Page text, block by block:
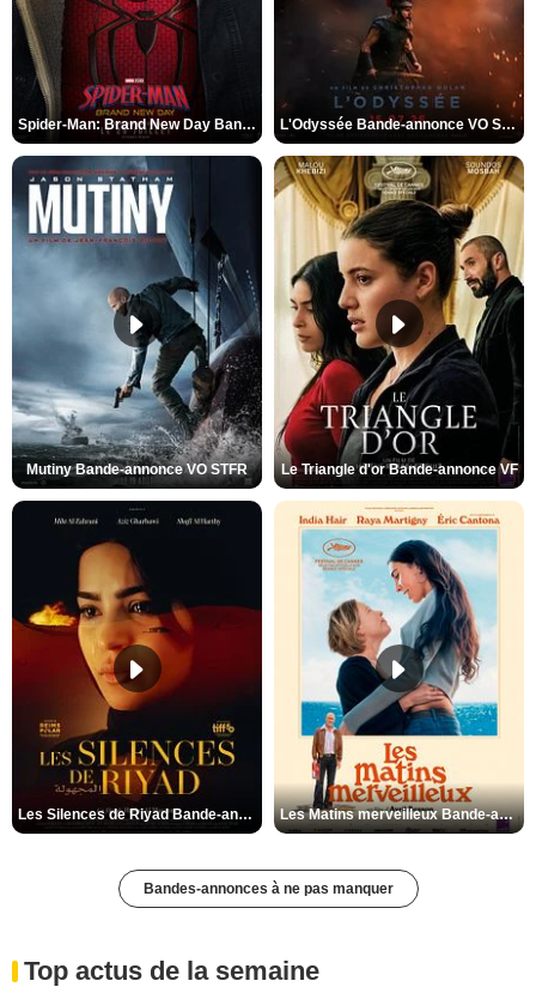
Spider-Man: Brand New Day Bande-annonce VO STFR L'Odyssée Bande-annonce VO STFR
Mutiny Bande-annonce VO STFR Le Triangle d'or Bande-annonce VF
Les Silences de Riyad Bande-annonce VO STFR Les Matins merveilleux Bande-annonce VF
Bandes-annonces à ne pas manquer
Top actus de la semaine